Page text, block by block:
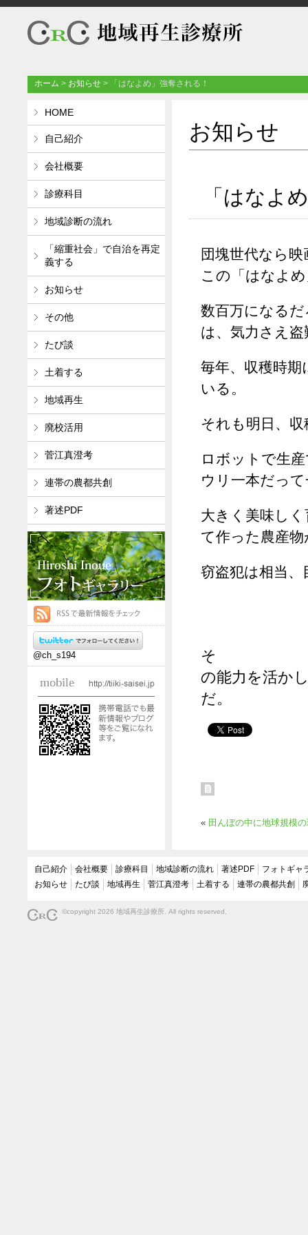
ホーム > お知らせ > 「はなよめ」強奪される！
お知らせ
「はなよ
団塊世代なら
この「はなよ
数百万になる
は、気力さえ
毎年、収穫時
いる。
それも明日、
ロボットで生
ウリ一本だっ
大きく美味し
て作った農産
窃盗犯は相当
そ
の能力を活か
だ。
« 田んぼの中に地球規模
HOME
自己紹介
会社概要
診療科目
地域診断の流れ
「縮重社会」で自治を再定
義する
お知らせ
その他
たび談
土着する
地域再生
廃校活用
菅江真澄考
連帯の農都共創
著述PDF
@ch_s194
自己紹介 会社概要 診療科目 地域診断の流れ 著述PDF
フォトギャ
お知らせ
たび談 地域再生 菅江真澄考 土着する 連帯の農都共創
©copyright 2026 地域再生診療所. All rights reserved.